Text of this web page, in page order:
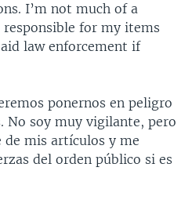
I’m not much of a
for my items
law enforcement if
ponernos en peligro
No soy muy vigilante, pero
de mis artículos y me
del orden público si es